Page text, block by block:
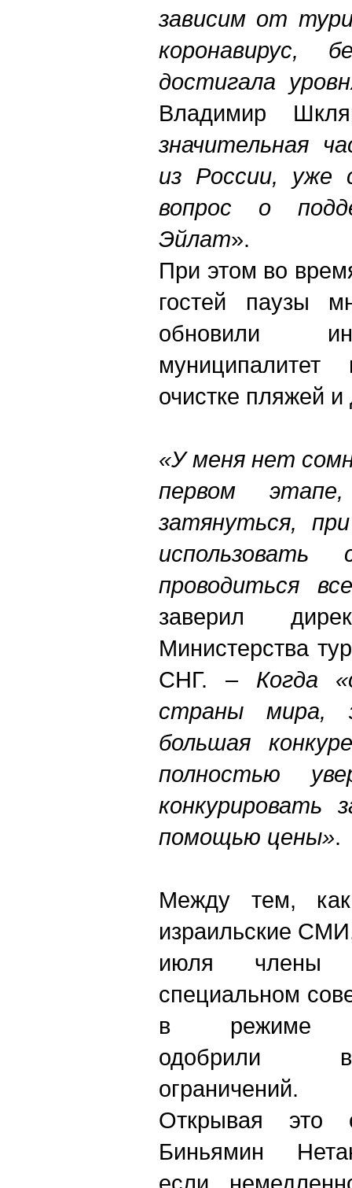
зависим от
коронавирус,
достигала
Владимир
значительная
из России, уже
вопрос о
Эйлат».
При этом во
гостей паузы
обновили
очистке пляжей и
«У меня нет
первом
затянуться,
проводиться
заверил
Министерства
СНГ. – Когда
страны мира,
большая
полностью
помощью цены».
Между тем,
израильские
июля члены
специальном
в режиме
одобрили
ограничений.
Открывая это
Биньямин